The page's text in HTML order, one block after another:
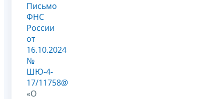
Письмо
ФНС
России
от
16.10.2024
№
ШЮ-4-
17/11758@
«О